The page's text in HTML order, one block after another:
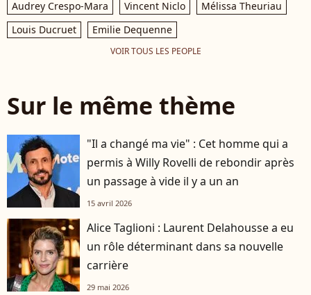
Audrey Crespo-Mara
Vincent Niclo
Mélissa Theuriau
Louis Ducruet
Emilie Dequenne
VOIR TOUS LES PEOPLE
Sur le même thème
"Il a changé ma vie" : Cet homme qui a
permis à Willy Rovelli de rebondir après
un passage à vide il y a un an
15 avril 2026
Alice Taglioni : Laurent Delahousse a eu
un rôle déterminant dans sa nouvelle
carrière
29 mai 2026